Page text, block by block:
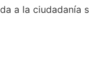
a la ciudadanía